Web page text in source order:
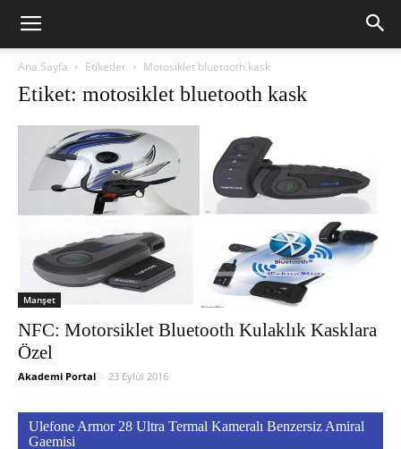
Ana Sayfa Etiketler Motosiklet bluetooth kask
Etiket: motosiklet bluetooth kask
Manşet
NFC: Motorsiklet Bluetooth Kulaklık Kasklara
Özel
Akademi Portal - 23 Eylül 2016
Ulefone Armor 28 Ultra Termal Kameralı Benzersiz Amiral
Gaemisi